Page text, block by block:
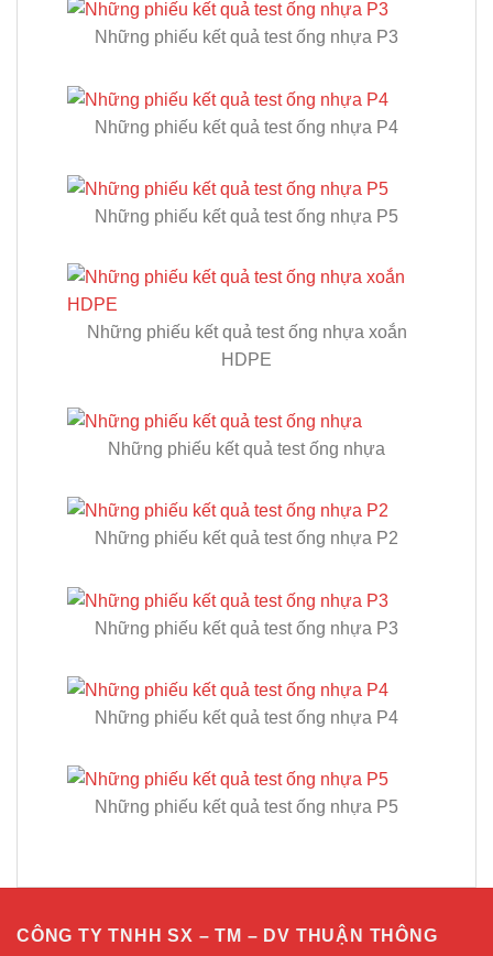
Những phiếu kết quả test ống nhựa P3
Những phiếu kết quả test ống nhựa P4
Những phiếu kết quả test ống nhựa P5
Những phiếu kết quả test ống nhựa xoắn
HDPE
Những phiếu kết quả test ống nhựa
Những phiếu kết quả test ống nhựa P2
Những phiếu kết quả test ống nhựa P3
Những phiếu kết quả test ống nhựa P4
Những phiếu kết quả test ống nhựa P5
CÔNG TY TNHH SX – TM – DV THUẬN THÔNG